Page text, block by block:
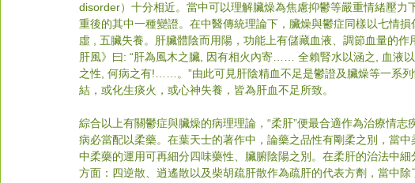
disorder）十分相近。當中可以理解臟燥為焦慮抑鬱等嚴重情緒壓
重後的其中一種變證。在中醫傳統理論下，臟燥與鬱症同樣以七情
虛 , 五臟失養。肝臟體陰而用陽，功能上有儲藏血液、調節血量的
肝風》曰: “肝為風木之臟, 因有相火內寄…… 全賴腎水以涵之, 血液
之性, 何病之有!……。”由此可見肝陰精血不足是鬱證及臟燥等一系
結，或化生痰火，或心神失養，皆為肝血不足所致。
綜合以上有關鬱症與臟燥的病理理論，“柔肝”便最合適作為治療情
病必當配以柔藥。在葉天士的著作中，論藥之品性有剛柔之別，當
中柔藥的運用可再細分四味藥性、臟腑陰陽之別。在柔肝的治法中
方面：四逆散、逍遙散以及柴胡疏肝散作為疏肝的代表方劑，當中